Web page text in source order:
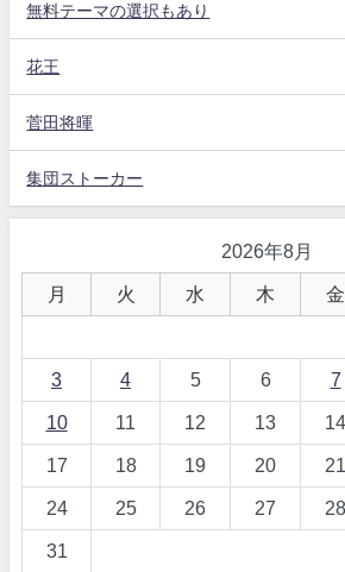
無料テーマの選択もあり
花王
菅田将暉
集団ストーカー
2026年8月
月 火 水 木 金
3 4 5 6 7
10 11 12 13 14
17 18 19 20 21
24 25 26 27 28
31